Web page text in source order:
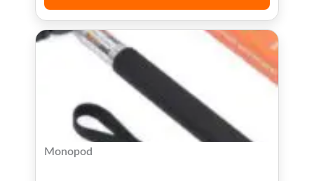
Monopod